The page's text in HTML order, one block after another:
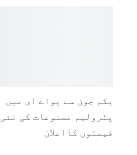
یکم جون سے یواے ای میں
پٹرولیم مصنوعات کی نئی
قیمتوں کااعلان